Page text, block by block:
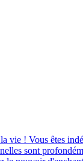
vie ! Vous êtes
sont